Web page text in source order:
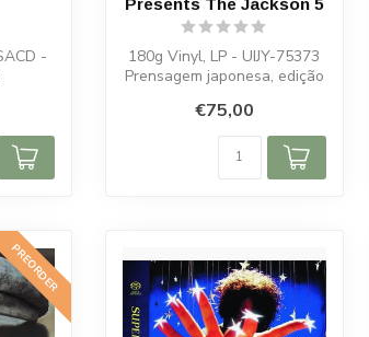
-
180g Vinyl, LP - UIJY-75373
Prensagem japonesa, edição
€75,00
PREORDER